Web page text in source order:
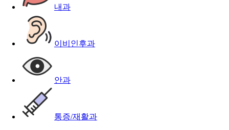
내과
이비인후과
안과
통증/재활과